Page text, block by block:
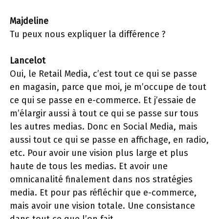
Majdeline
Tu peux nous expliquer la différence ?
Lancelot
Oui, le Retail Media, c’est tout ce qui se passe
en magasin, parce que moi, je m’occupe de tout
ce qui se passe en e-commerce. Et j’essaie de
m’élargir aussi à tout ce qui se passe sur tous
les autres medias. Donc en Social Media, mais
aussi tout ce qui se passe en affichage, en radio,
etc. Pour avoir une vision plus large et plus
haute de tous les medias. Et avoir une
omnicanalité finalement dans nos stratégies
media. Et pour pas réfléchir que e-commerce,
mais avoir une vision totale. Une consistance